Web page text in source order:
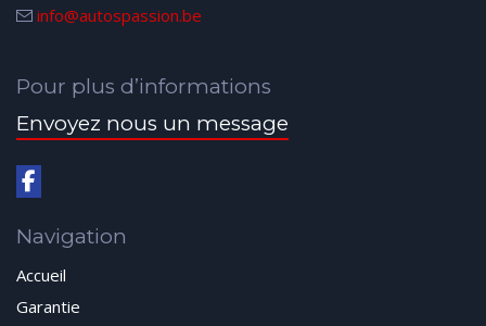
info@autospassion.be
Pour plus d’informations
Envoyez nous un message
Navigation
Accueil
Garantie